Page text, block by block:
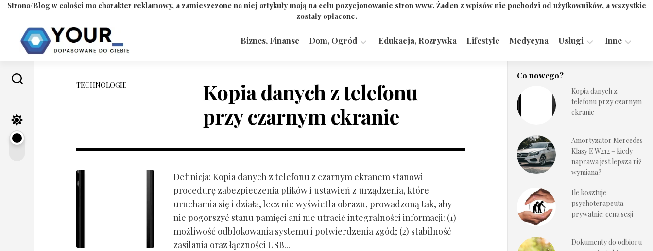
Strona/Blog w całości ma charakter reklamowy, a zamieszczone na niej artykuły mają na celu pozycjonowanie stron www. Żaden z wpisów nie pochodzi od użytkowników, a wszystkie
zostały opłacone.
content
Biznes, Finanse Dom, Ogród Edukacja, Rozrywka Lifestyle Medycyna Usługi
Technologie
Inne
TECHNOLOGIE
Kopia danych z telefonu
przy czarnym ekranie
Definicja: Kopia danych z telefonu z czarnym ekranem stanowi
procedurę zabezpieczenia plików i ustawień z urządzenia, które
uruchamia się i działa, lecz nie wyświetla obrazu, prowadzoną tak, aby
nie pogorszyć stanu pamięci ani nie utracić integralności informacji: (1)
możliwość odblokowania systemu i potwierdzenia zgód; (2) stabilność
zasilania oraz łączności USB...
Co nowego?
Kopia danych z
telefonu przy czarnym
ekranie
Amortyzator Mercedes
Klasy E W212 – kiedy
naprawa jest lepsza niż
wymiana?
Ile kosztuje
psychoterapeuta
prywatnie: cena sesji
Dokumenty do odbioru